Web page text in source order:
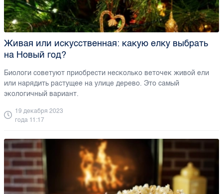
Живая или искусственная: какую елку выбрать
на Новый год?
Биологи советуют приобрести несколько веточек живой ели
или нарядить растущее на улице дерево. Это самый
экологичный вариант.
19 декабря 2023
года 11:17